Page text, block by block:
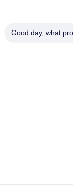
Good day, what